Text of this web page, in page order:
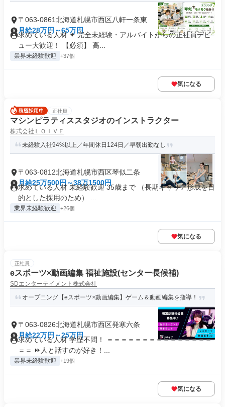
〒063-0861北海道札幌市西区八軒一条東
月給28万円～65万円
求めている人材 ✦ 完全未経験・アルバイトからの正社員デビ
ュー大歓迎！ 【必須】 高...
業界未経験歓迎 +37個
気になる
正社員
マシンピラティススタジオのインストラクター
株式会社ＬＯＩＶＥ
未経験入社94%以上／年間休日124日／早朝出勤なし
〒063-0812北海道札幌市西区琴似二条
月給25万500円～38万1500円
求めている人材 未経験歓迎 35歳まで （長期キャリア形成を目
的とした採用のため） ...
業界未経験歓迎 +26個
気になる
正社員
eスポーツ×動画編集 福祉施設(センター長候補)
SDエンターテイメント株式会社
オープニング【eスポーツ×動画編集】ゲーム＆動画編集を指導！
〒063-0826北海道札幌市西区発寒六条
月給22万円～25万円
求めている人材 学歴不問！ ＝＝＝＝＝＝＝＝＝＝＝＝＝＝＝
＝＝ ⏩人と話すのが好き！...
業界未経験歓迎 +19個
気になる